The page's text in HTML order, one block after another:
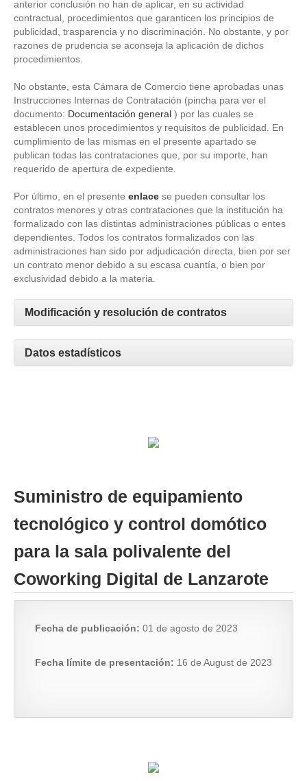
anterior conclusión no han de aplicar, en su actividad
contractual, procedimientos que garanticen los principios de
publicidad, trasparencia y no discriminación. No obstante, y por
razones de prudencia se aconseja la aplicación de dichos
procedimientos.
No obstante, esta Cámara de Comercio tiene aprobadas unas
Instrucciones Internas de Contratación (pincha para ver el
documento: Documentación general ) por las cuales se
establecen unos procedimientos y requisitos de publicidad. En
cumplimiento de las mismas en el presente apartado se
publican todas las contrataciones que, por su importe, han
requerido de apertura de expediente.
Por último, en el presente enlace se pueden consultar los
contratos menores y otras contrataciones que la institución ha
formalizado con las distintas administraciones públicas o entes
dependientes. Todos los contratos formalizados con las
administraciones han sido por adjudicación directa, bien por ser
un contrato menor debido a su escasa cuantía, o bien por
exclusividad debido a la materia.
Modificación y resolución de contratos
Datos estadísticos
Suministro de equipamiento
tecnológico y control domótico
para la sala polivalente del
Coworking Digital de Lanzarote
Fecha de publicación: 01 de agosto de 2023
Fecha límite de presentación: 16 de August de 2023